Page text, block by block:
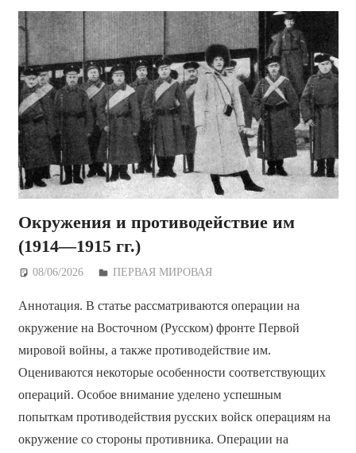
Окружения и противодействие им
(1914—1915 гг.)
08/06/2026 Дежурный по Редакции
ПЕРВАЯ МИРОВАЯ
Аннотация. В статье рассматриваются операции на
окружение на Восточном (Русском) фронте Первой
мировой войны, а также противодействие им.
Оцениваются некоторые особенности соответствующих
операций. Особое внимание уделено успешным
попыткам противодействия русских войск операциям на
окружение со стороны противника. Операции на